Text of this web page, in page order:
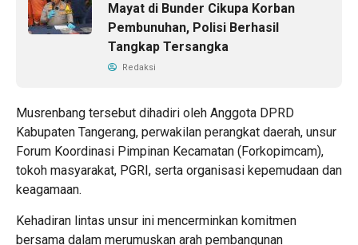
Mayat di Bunder Cikupa Korban
Pembunuhan, Polisi Berhasil
Tangkap Tersangka
Redaksi
Musrenbang tersebut dihadiri oleh Anggota DPRD
Kabupaten Tangerang, perwakilan perangkat daerah, unsur
Forum Koordinasi Pimpinan Kecamatan (Forkopimcam),
tokoh masyarakat, PGRI, serta organisasi kepemudaan dan
keagamaan.
Kehadiran lintas unsur ini mencerminkan komitmen
bersama dalam merumuskan arah pembangunan